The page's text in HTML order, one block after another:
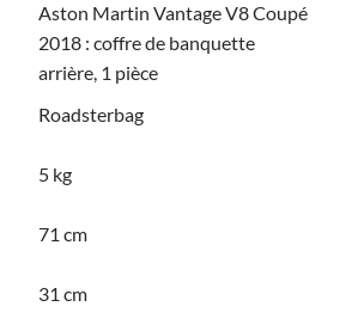
Aston Martin Vantage V8 Coupé
2018 : coffre de banquette
arrière, 1 pièce
Roadsterbag
5 kg
71 cm
31 cm